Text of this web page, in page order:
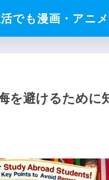
でも漫画・アニ
を避けるために